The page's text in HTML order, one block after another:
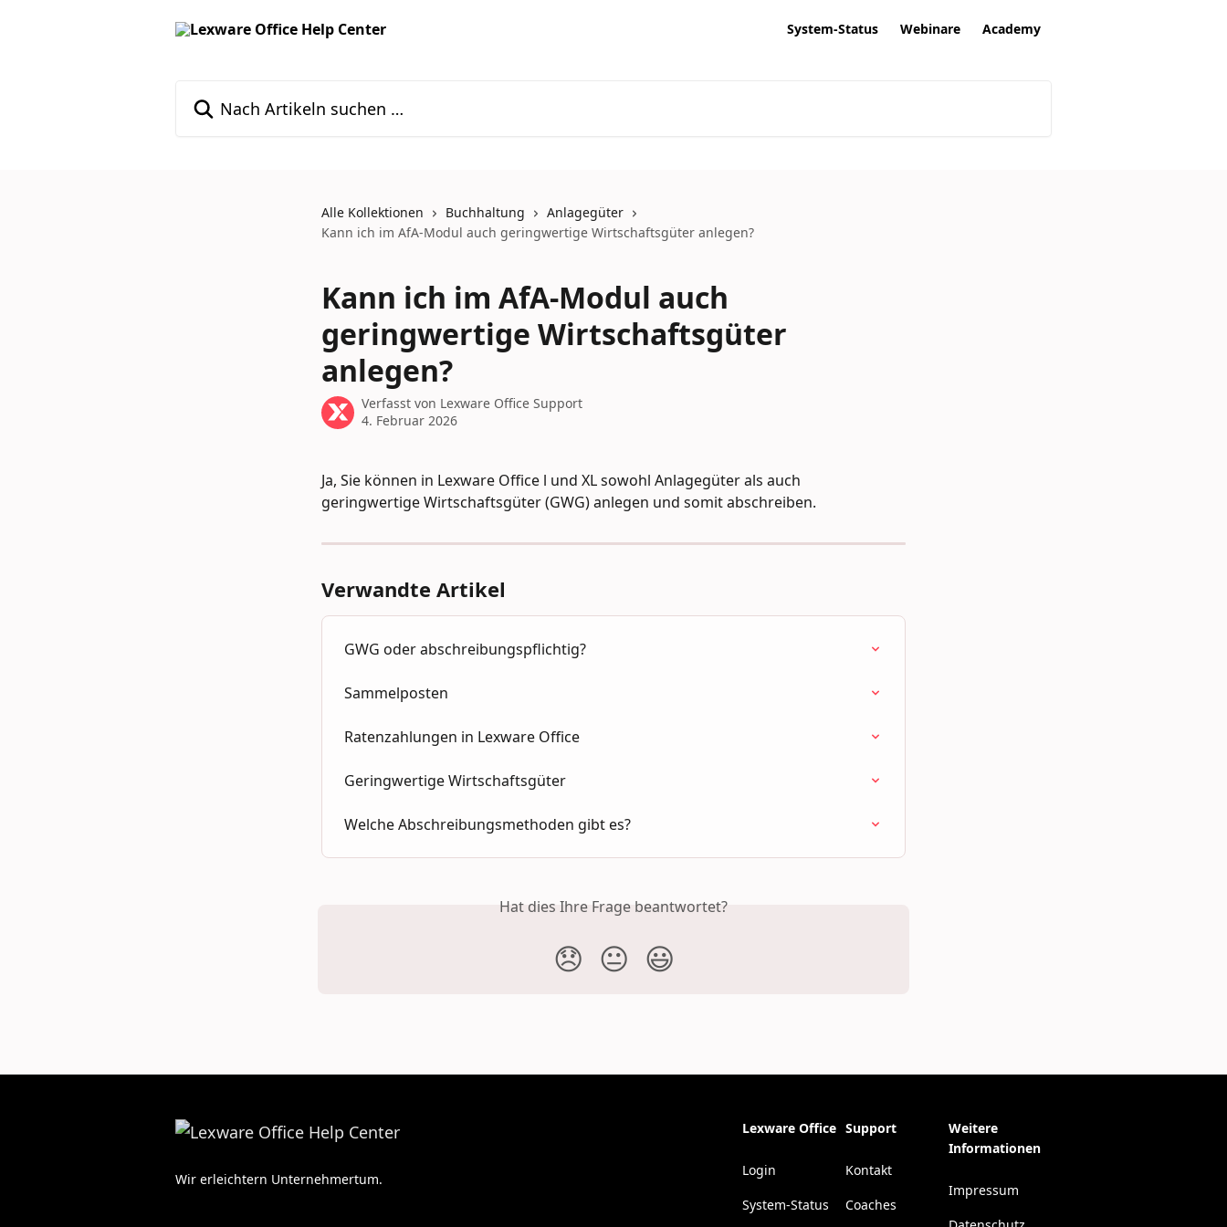
System-Status Webinare Academy
Alle Kollektionen Buchhaltung
Anlagegüter
Kann ich im AfA-Modul auch geringwertige Wirtschaftsgüter anlegen?
Kann ich im AfA-Modul auch
geringwertige Wirtschaftsgüter
anlegen?
Verfasst von Lexware Office Support
4. Februar 2026
Ja, Sie können in Lexware Office l und XL sowohl Anlagegüter als auch
geringwertige Wirtschaftsgüter (GWG) anlegen und somit abschreiben.
Verwandte Artikel
GWG oder abschreibungspflichtig?
Sammelposten
Ratenzahlungen in Lexware Office
Geringwertige Wirtschaftsgüter
Welche Abschreibungsmethoden gibt es?
Hat dies Ihre Frage beantwortet?
😞 😐 😃
Wir erleichtern Unternehmertum.
Lexware Office
Login
System-Status
Support
Kontakt
Coaches
Weitere
Informationen
Impressum